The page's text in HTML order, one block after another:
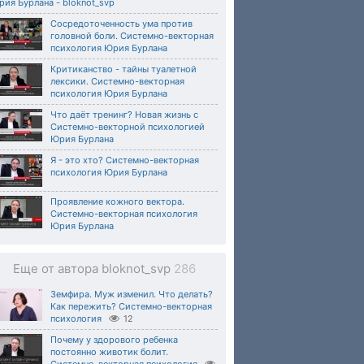
Бурлана - bloknot_svp
Сосредоточенность ума против
головной боли. Системно-векторная
психология Юрия Бурлана
Критиканство - тайны туалетной
лексики. Системно-векторная
психология Юрия Бурлана
Что даёт тренинг? Новая жизнь с
Системно-векторной психологией
Юрия Бурлана
Я - это хто? Системно-векторная
психология Юрия Бурлана
Проявление кожного вектора.
Системно-векторная психология
Юрия Бурлана
Еще от автора bloknot_svp 286
Земфира. Муж изменил. Что делать?
Как пережить? Системно-векторная
психология
12
Почему у здорового ребенка
постоянно животик болит.